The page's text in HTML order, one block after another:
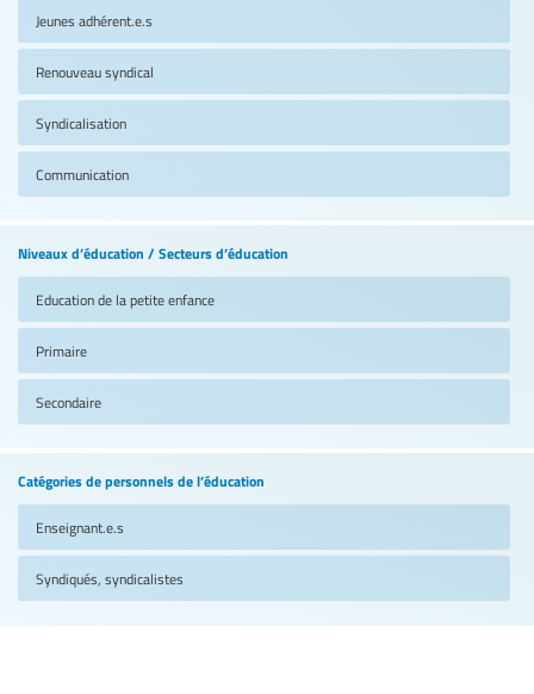
Jeunes adhérent.e.s
Renouveau syndical
Syndicalisation
Communication
Niveaux d’éducation / Secteurs d’éducation
Education de la petite enfance
Primaire
Secondaire
Catégories de personnels de l’éducation
Enseignant.e.s
Syndiqués, syndicalistes